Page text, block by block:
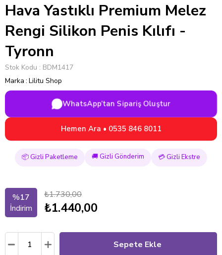
Hava Yastıklı Premium Melez
Rengi Silikon Penis Kılıfı -
Tyronn
Stok Kodu
BDM1417
Marka : Lilitu Shop
WhatsApp’tan Sipariş Oluştur
Hemen Ara • 0535 846 8011
📦 Gizli Paketleme 🚚 Gizli Gönderim 💳 Gizli Ekstre
%17
İndirim
₺1.730,00
₺1.440,00